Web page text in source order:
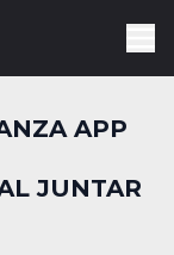
APP
JUNTAR